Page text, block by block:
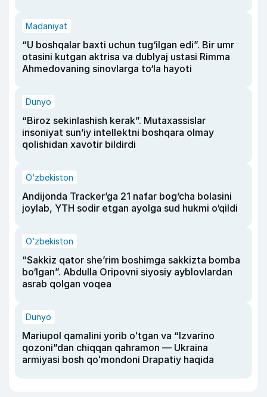
Madaniyat
“U boshqalar baxti uchun tug‘ilgan edi”. Bir umr
otasini kutgan aktrisa va dublyaj ustasi Rimma
Ahmedovaning sinovlarga to‘la hayoti
Dunyo
“Biroz sekinlashish kerak”. Mutaxassislar
insoniyat sun’iy intellektni boshqara olmay
qolishidan xavotir bildirdi
O‘zbekiston
Andijonda Tracker’ga 21 nafar bog‘cha bolasini
joylab, YTH sodir etgan ayolga sud hukmi o‘qildi
O‘zbekiston
“Sakkiz qator she’rim boshimga sakkizta bomba
bo‘lgan”. Abdulla Oripovni siyosiy ayblovlardan
asrab qolgan voqea
Dunyo
Mariupol qamalini yorib oʻtgan va “Izvarino
qozoni”dan chiqqan qahramon — Ukraina
armiyasi bosh qoʻmondoni Drapatiy haqida